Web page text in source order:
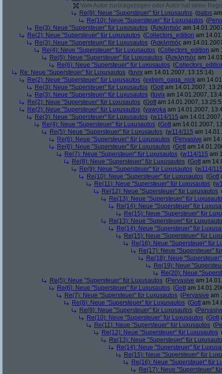
Vom Autor zurückgezogen oder Autor hat seine
Re(9): Neue "Supersteuer" für Luxusautos (patos
Re(10): Neue "Supersteuer" für Luxusautos (
Re(3): Neue "Supersteuer" für Luxusautos (Ἀσκληπιός am
Re(2): Neue "Supersteuer" für Luxusautos (Collectors_edition am
Re(3): Neue "Supersteuer" für Luxusautos (Ἀσκληπιός am
Re(4): Neue "Supersteuer" für Luxusautos (Collectors_edition am
Re(5): Neue "Supersteuer" für Luxusautos (Ἀσκληπιός am
Re(6): Neue "Supersteuer" für Luxusautos (
Re: Neue "Supersteuer" für Luxusautos (tuvix am 14.01.2007, 13:15:14)
Re(2): Neue "Supersteuer" für Luxusautos (extrem_oaga_nick am
Re(3): Neue "Supersteuer" für Luxusautos (Gott am 14.01.2007,
Re(3): Neue "Supersteuer" für Luxusautos (tuvix am 14.01.2007,
Re(2): Neue "Supersteuer" für Luxusautos (Gott am 14.01.2007,
Re(2): Neue "Supersteuer" für Luxusautos (vawoka am 14.01.2007,
Re(3): Neue "Supersteuer" für Luxusautos (w114/115 am
Re(4): Neue "Supersteuer" für Luxusautos (Gott am 14.01.2007,
Re(5): Neue "Supersteuer" für Luxusautos (w114/115 am
Re(6): Neue "Supersteuer" für Luxusautos (Pervasive am
Re(6): Neue "Supersteuer" für Luxusautos (Gott am
Re(7): Neue "Supersteuer" für Luxusautos (w114/115 am
Re(8): Neue "Supersteuer" für Luxusautos (Gott am
Re(9): Neue "Supersteuer" für Luxusautos (w114/
Re(10): Neue "Supersteuer" für Luxusautos (Gott
Re(11): Neue "Supersteuer" für Luxusautos (
Re(12): Neue "Supersteuer" für Luxusautos
Re(13): Neue "Supersteuer" für
Re(14): Neue "Supersteuer" für
Re(15): Neue "Supersteuer" für
Re(13): Neue "Supersteuer" für
Re(14): Neue "Supersteuer" für
Re(15): Neue "Supersteuer" für
Re(16): Neue "Supersteuer" für
Re(17): Neue "Supersteuer"
Re(18): Neue
Re(19): Neue
Re(20): Neue
Re(5): Neue "Supersteuer" für Luxusautos (Pervasive am
Re(6): Neue "Supersteuer" für Luxusautos (Gott am
Re(7): Neue "Supersteuer" für Luxusautos (Pervasive am
Re(8): Neue "Supersteuer" für Luxusautos (Gott am
Re(9): Neue "Supersteuer" für Luxusautos (
Re(10): Neue "Supersteuer" für Luxusautos (Gott
Re(11): Neue "Supersteuer" für Luxusautos (
Re(12): Neue "Supersteuer" für Luxusautos
Re(13): Neue "Supersteuer" für
Re(14): Neue "Supersteuer" für
Re(15): Neue "Supersteuer" für
Re(16): Neue "Supersteuer" für
Re(17): Neue "Supersteuer"